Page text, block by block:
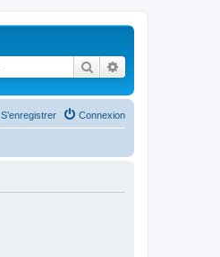
Rechercher
Connexion
S’enregistrer